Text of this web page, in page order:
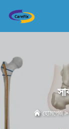
হোমপেজ